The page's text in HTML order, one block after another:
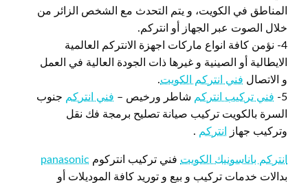
المناطق في الكويت، و يتم التحدث مع الشخص الزائر من
خلال الصوت عبر الجهاز أو انتركم.
4- نؤمن كافة انواع ماركات اجهزة الانتركم العالمية
الايطالية أو الصينية و غيرها ذات الجودة العالية في العمل
و الاتصال فني انتركم الكويت.
5-
فني تركيب انتركم شاطر ورخيص – فني انتركم جنوب
السرة بالكويت تركيب صيانة تصليح برمجة فك نقل
وتركيب جهاز
انتركم .
انتركم باناسونيك الكويت فني تركيب انتركوم panasonic
بدالات خدمات تركيب و بيع و توريد كافة الموديلات أو